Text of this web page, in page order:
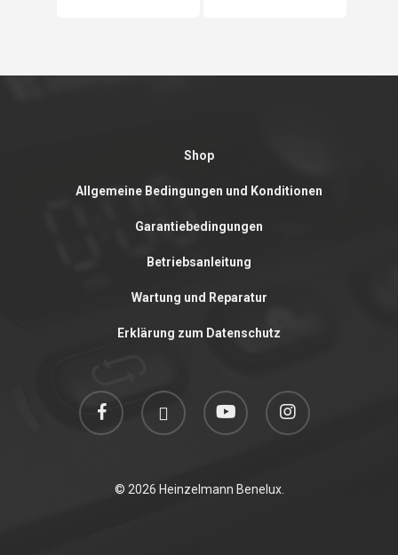
Shop
Allgemeine Bedingungen und Konditionen
Garantiebedingungen
Betriebsanleitung
Wartung und Reparatur
Erklärung zum Datenschutz
facebook linkedin youtube instagram
© 2026 Heinzelmann Benelux.